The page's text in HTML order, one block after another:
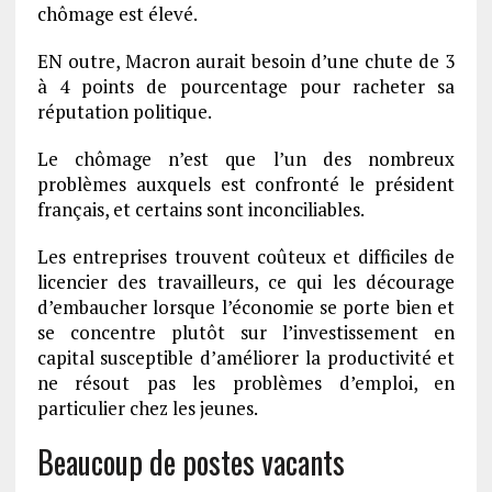
chômage est élevé.
EN outre, Macron aurait besoin d’une chute de 3
à 4 points de pourcentage pour racheter sa
réputation politique.
Le chômage n’est que l’un des nombreux
problèmes auxquels est confronté le président
français, et certains sont inconciliables.
Les entreprises trouvent coûteux et difficiles de
licencier des travailleurs, ce qui les décourage
d’embaucher lorsque l’économie se porte bien et
se concentre plutôt sur l’investissement en
capital susceptible d’améliorer la productivité et
ne résout pas les problèmes d’emploi, en
particulier chez les jeunes.
Beaucoup de postes vacants